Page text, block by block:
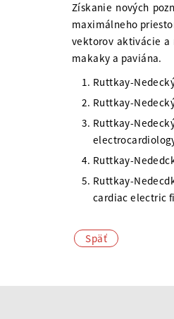
Získanie nových
maximálneho
vektorov aktivácie a
makaky a paviána.
Ruttkay-
Ruttkay-
Ruttkay-
Ruttkay-
Ruttkay-
cardiac electric
Späť